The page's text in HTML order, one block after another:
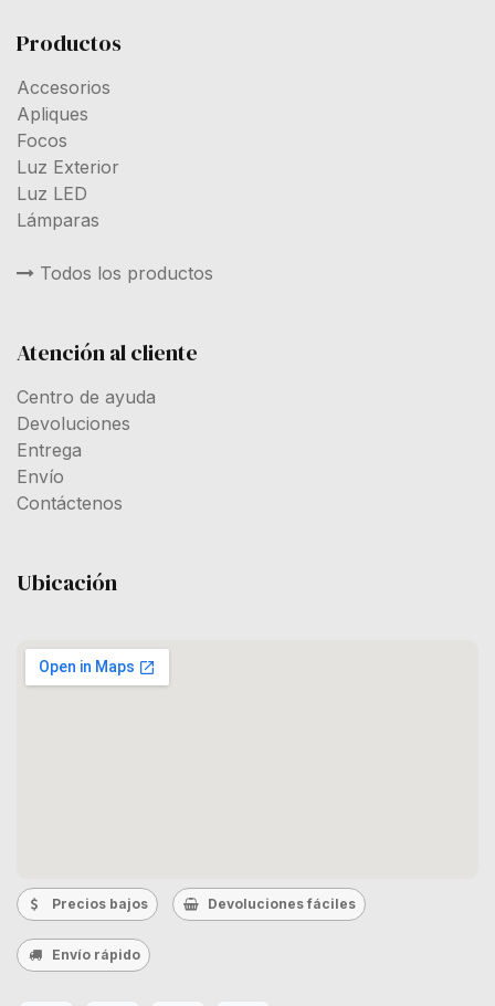
Productos
Accesorios
Apliques
Focos
Luz Exterior
Luz LED
Lámparas
Todos los productos
Atención al cliente
Centro de ayuda
Devoluciones
Entrega
Envío
Contáctenos
Ubicación
Precios bajos Devoluciones fáciles
Envío rápido